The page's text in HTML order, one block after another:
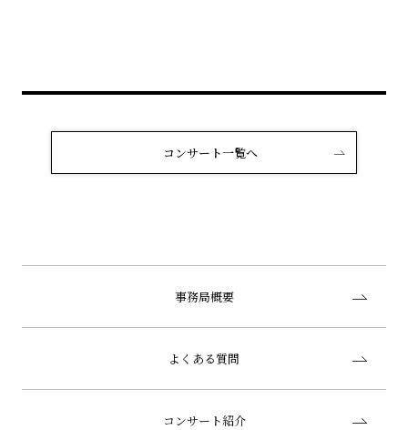
コンサート一覧へ
事務局概要
よくある質問
コンサート紹介